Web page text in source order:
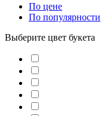
По цене
По популярности
Выберите цвет букета